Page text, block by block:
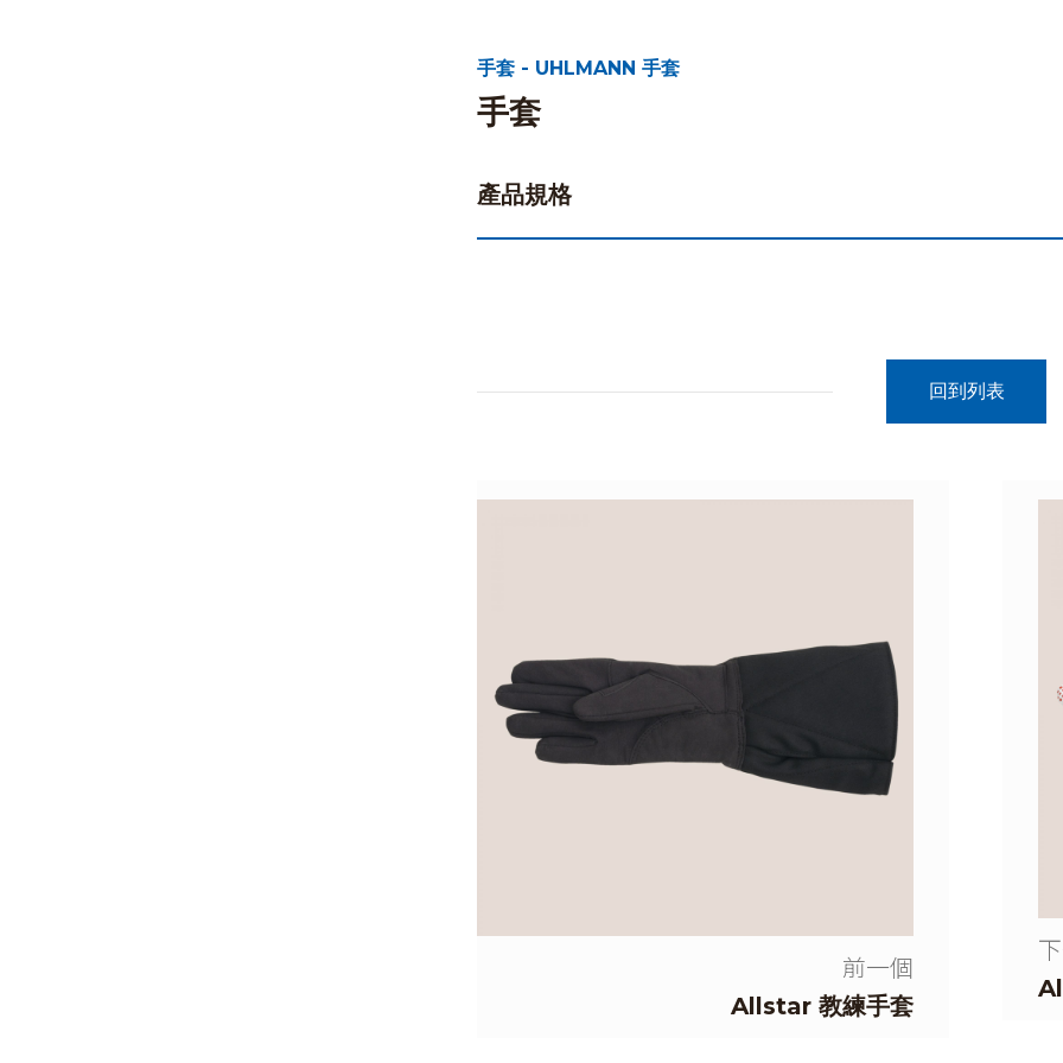
手套 - UHLMANN 手套
手套
產品規格
回到列表
前一個
Allstar 教練手套